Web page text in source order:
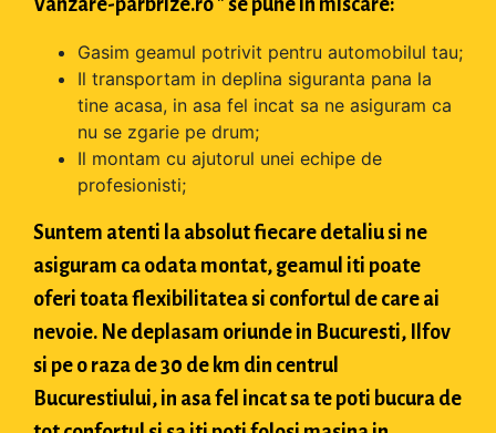
Gasim geamul potrivit pentru automobilul tau;
Il transportam in deplina siguranta pana la
tine acasa, in asa fel incat sa ne asiguram ca
nu se zgarie pe drum;
Il montam cu ajutorul unei echipe de
profesionisti;
Suntem atenti la absolut fiecare detaliu si ne
asiguram ca odata montat, geamul iti poate
oferi toata flexibilitatea si confortul de care ai
nevoie. Ne deplasam oriunde in Bucuresti, Ilfov
si pe o raza de 30 de km din centrul
Bucurestiului, in asa fel incat sa te poti bucura de